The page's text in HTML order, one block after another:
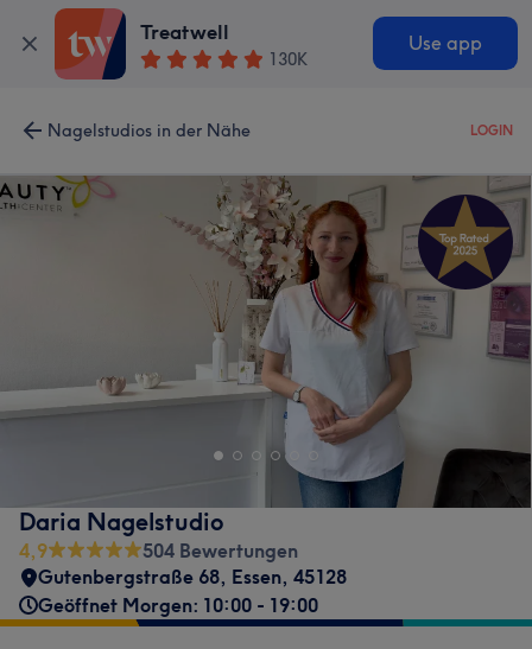
Treatwell
130K
Use app
Nagelstudios in der Nähe LOGIN
Daria Nagelstudio
4,9
504 Bewertungen
Gutenbergstraße 68, Essen, 45128
Geöffnet Morgen: 10:00 - 19:00